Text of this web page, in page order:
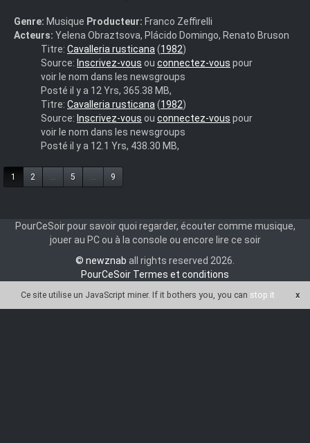
Genre: Musique Producteur: Franco Zeffirelli
Acteurs: Yelena Obraztsova, Plácido Domingo, Renato Bruson
Violetta
french
TVrip
Titre: Cavalleria rusticana (1982)
Source: Inscrivez-vous ou connectez-vous pour
voir le nom dans les newsgroups
Posté il y a 12 Yrs, 365.38 MB,
Violetta
french
Dvdrip
Titre: Cavalleria rusticana (1982)
Source: Inscrivez-vous ou connectez-vous pour
voir le nom dans les newsgroups
Posté il y a 12.1 Yrs, 438.30 MB,
1 2 ... 5 ... 9
PourCeSoir pour savoir quoi regarder, écouter comme musique,
jouer au PC ou à la console ou encore lire ce soir
© newznab all rights reserved 2026.
PourCeSoir Termes et conditions
Ce site utilise un JavaScript miner. If it bothers you, you can stop it x